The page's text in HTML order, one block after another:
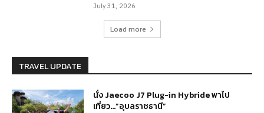
July 31, 2026
Load more
TRAVEL UPDATE
นั่ง Jaecoo J7 Plug-in Hybride พาไป
เที่ยว…”อุบลราชธานี”